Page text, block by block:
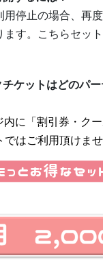
用停止の場合、再
ます。こちらセッ
ケットはどのパ
内に「割引券・ク
はご利用頂けませ